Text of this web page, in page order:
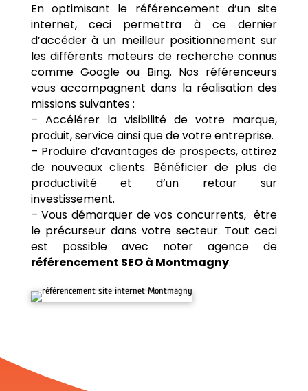
En optimisant le référencement d’un site
internet, ceci permettra à ce dernier
d’accéder à un meilleur positionnement sur
les différents moteurs de recherche connus
comme Google ou Bing. Nos référenceurs
vous accompagnent dans la réalisation des
missions suivantes :
– Accélérer la visibilité de votre marque,
produit, service ainsi que de votre entreprise.
– Produire d’avantages de prospects, attirez
de nouveaux clients. Bénéficier de plus de
productivité et d’un retour sur
investissement.
– Vous démarquer de vos concurrents, être
le précurseur dans votre secteur. Tout ceci
est possible avec noter agence de
référencement SEO à Montmagny.